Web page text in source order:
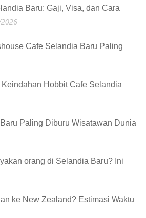
Baru: Gaji, Visa, dan Cara
Cafe Selandia Baru Paling
Hobbit Cafe Selandia
Paling Diburu Wisatawan Dunia
orang di Selandia Baru? Ini
ke New Zealand? Estimasi Waktu